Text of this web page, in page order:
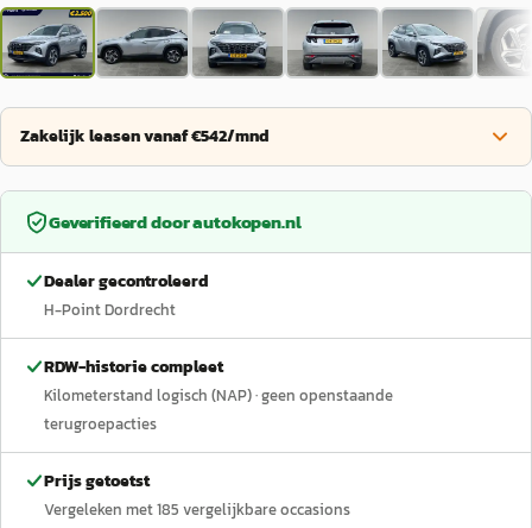
Zakelijk leasen vanaf €542/mnd
Geverifieerd doorautokopen.nl
Dealer gecontroleerd
H-Point Dordrecht
RDW-historie compleet
Kilometerstand logisch (NAP)· geen openstaande
terugroepacties
Prijs getoetst
Vergeleken met185 vergelijkbare occasions